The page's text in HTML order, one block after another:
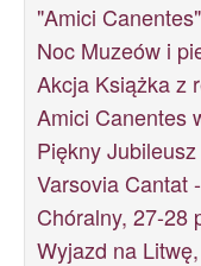
"Amici
Noc Muzeów i
Akcja Książka z
Amici Canentes
Piękny
Varsovia Cantat
Chóralny, 27-28
Wyjazd na